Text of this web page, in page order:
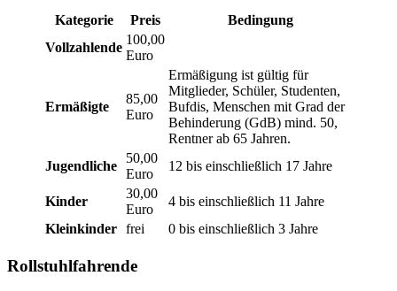
Kategorie Preis
Bedingung
Vollzahlende
100,00
Euro
Ermäßigte
85,00
Euro
Ermäßigung ist gültig für
Mitglieder, Schüler, Studenten,
Bufdis, Menschen mit Grad der
Behinderung (GdB) mind. 50,
Rentner ab 65 Jahren.
Jugendliche
50,00
Euro
12 bis einschließlich 17 Jahre
Kinder
30,00
Euro
4 bis einschließlich 11 Jahre
Kleinkinder frei 0 bis einschließlich 3 Jahre
Rollstuhlfahrende